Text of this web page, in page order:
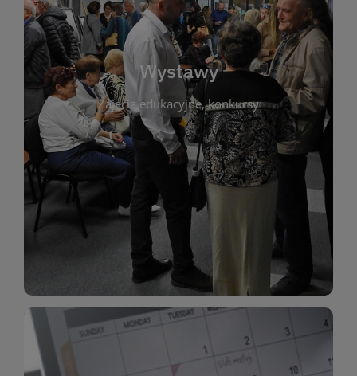
Wystawy
Zajęcia edukacyjne, konkursy
Wystawy
Biblioteka organizuje prezentujące zarówno
sztukę lokalnych twórców, jak i zbiory tematyczne.
W tej sekcji znajdziesz informacje o aktualnych
ekspozycjach oraz archiwum wystaw z
poprzednich lat. Prezentowane prace obejmują
malarstwo, fotografię, rękodzieło i inne formy
artystyczne. Każda wystawa to wyjątkowa okazja
do kontaktu z kulturą i sztuką w przestrzeni
biblioteki. Serdecznie zapraszamy wszystkich